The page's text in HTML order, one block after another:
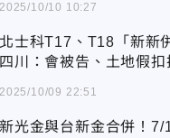
2025/10/10 10:27
北士科T17、T18「新新
四川：會被告、土地假扣
2025/10/09 22:51
新光金與台新金合併！7/